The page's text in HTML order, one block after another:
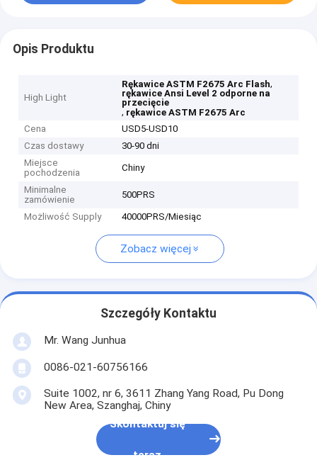
Opis Produktu
High Light
Rękawice ASTM F2675 Arc Flash,
rękawice Ansi Level 2 odporne na
przecięcie
, rękawice ASTM F2675 Arc
Cena
USD5-USD10
Czas dostawy
30-90 dni
Miejsce
pochodzenia
Chiny
Minimalne
zamówienie
500PRS
Możliwość Supply 40000PRS/Miesiąc
Zobacz więcej
Szczegóły Kontaktu
Mr. Wang Junhua
0086-021-60756166
Suite 1002, nr 6, 3611 Zhang Yang Road, Pu Dong
New Area, Szanghaj, Chiny
Skontaktuj się
teraz